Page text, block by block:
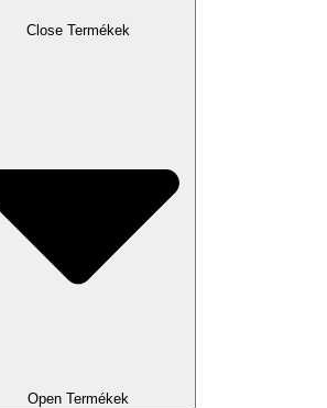
Close Termékek
Open Termékek